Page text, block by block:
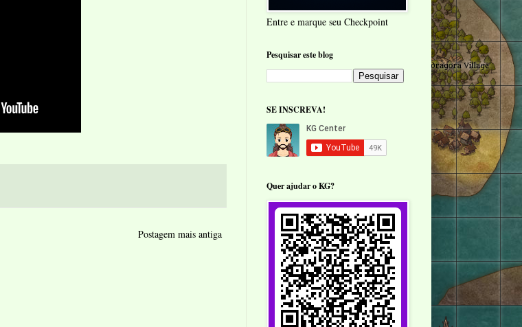
Postagem mais antiga
Entre e marque seu Checkpoint
Pesquisar este blog
SE INSCREVA!
Quer ajudar o KG?